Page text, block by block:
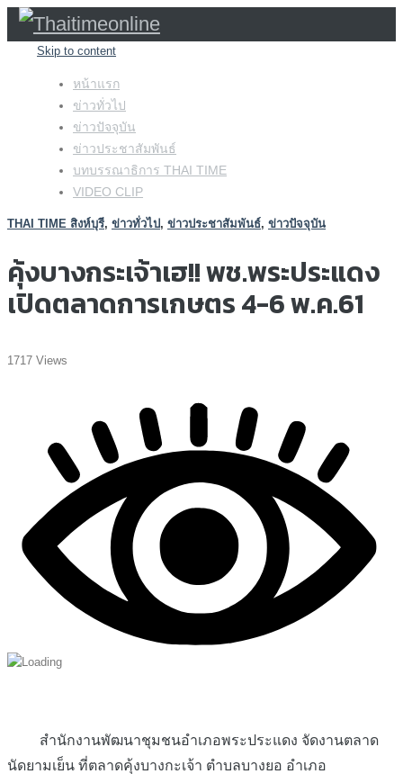
Skip to content
หน้าแรก
ข่าวทั่วไป
ข่าวปัจจุบัน
ข่าวประชาสัมพันธ์
บทบรรณาธิการ THAI TIME
VIDEO CLIP
THAI TIME สิงห์บุรี, ข่าวทั่วไป, ข่าวประชาสัมพันธ์, ข่าวปัจจุบัน
คุ้งบางกระเจ้าเฮ!! พช.พระประแดง
เปิดตลาดการเกษตร 4-6 พ.ค.61
1717 Views
สำนักงานพัฒนาชุมชนอำเภอพระประแดง จัดงานตลาด
นัดยามเย็น ที่ตลาดคุ้งบางกะเจ้า ตำบลบางยอ อำเภอ